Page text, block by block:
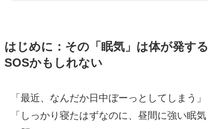
はじめに：その「眠気」は体が発する
SOSかもしれない
「最近、なんだか日中ぼーっとしてしまう」
「しっかり寝たはずなのに、昼間に強い眠気